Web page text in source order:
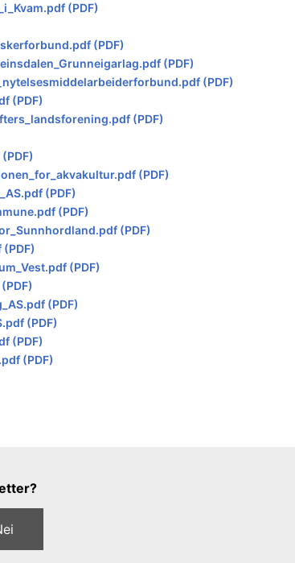
(PDF)
(PDF)
(PDF)
(PDF)
(PDF)
(PDF)
(PDF)
(PDF)
(PDF)
(PDF)
(PDF)
(PDF)
(PDF)
(PDF)
(PDF)